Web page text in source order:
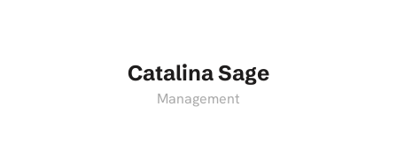
Catalina Sage
Management